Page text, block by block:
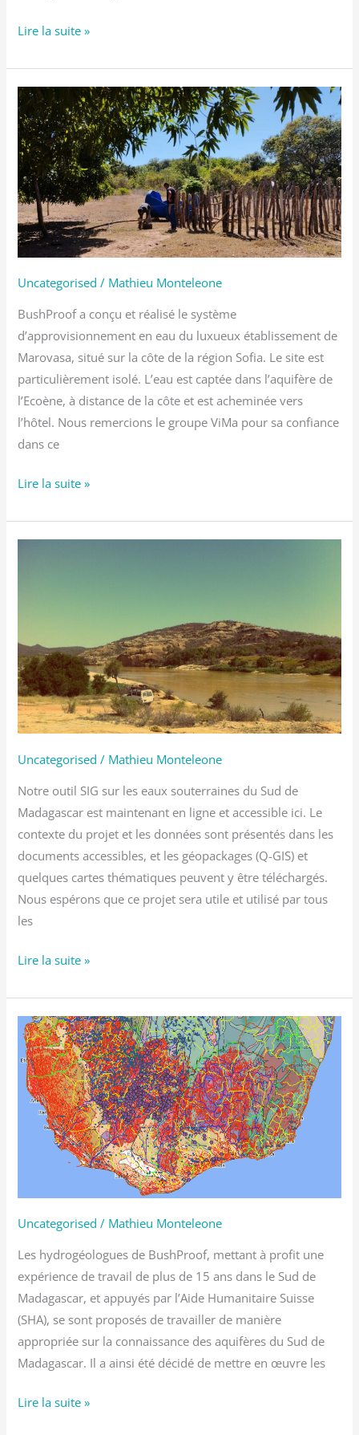
Lire la suite »
Uncategorised / Mathieu Monteleone
BushProof a conçu et réalisé le système
d’approvisionnement en eau du luxueux établissement de
Marovasa, situé sur la côte de la région Sofia. Le site est
particulièrement isolé. L’eau est captée dans l’aquifère de
l’Ecoène, à distance de la côte et est acheminée vers
l’hôtel. Nous remercions le groupe ViMa pour sa confiance
dans ce
Approvisionnement
en
eau
en
zone
reculée
Lire la suite »
Uncategorised / Mathieu Monteleone
Notre outil SIG sur les eaux souterraines du Sud de
Madagascar est maintenant en ligne et accessible ici. Le
contexte du projet et les données sont présentés dans les
documents accessibles, et les géopackages (Q-GIS) et
quelques cartes thématiques peuvent y être téléchargés.
Nous espérons que ce projet sera utile et utilisé par tous
les
de
Madagascar
–
outil
en
ligne
Lire la suite »
Uncategorised / Mathieu Monteleone
Les hydrogéologues de BushProof, mettant à profit une
expérience de travail de plus de 15 ans dans le Sud de
Madagascar, et appuyés par l’Aide Humanitaire Suisse
(SHA), se sont proposés de travailler de manière
appropriée sur la connaissance des aquifères du Sud de
Madagascar. Il a ainsi été décidé de mettre en œuvre les
Travaux
poussés
sur
la
connaissance
ressources
eau
du
de
Madagascar
￼
Lire la suite »